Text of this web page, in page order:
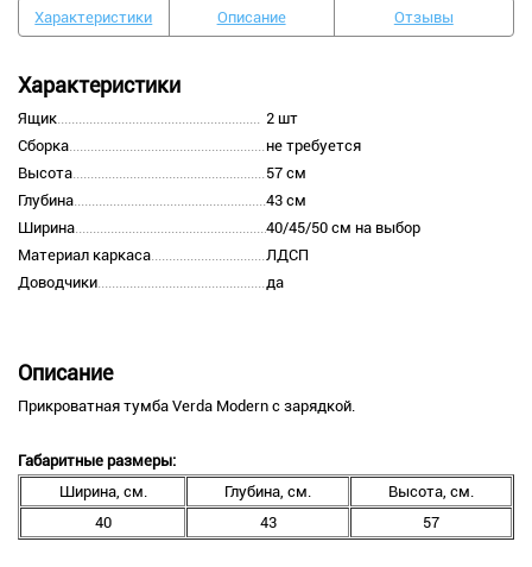
Характеристики Описание Отзывы
Характеристики
Ящик
2 шт
Сборка
не требуется
Высота
57 см
Глубина
43 см
Ширина
40/45/50 см на выбор
Материал каркаса
ЛДСП
Доводчики
да
Описание
Прикроватная тумба Verda Modern с зарядкой.
Габаритные размеры:
Ширина, см.
Глубина, см.
Высота, см.
40
43 57